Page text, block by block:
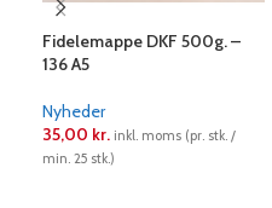
Fidelemappe DKF 500g. –
136 A5
Nyheder
35,00 kr. inkl. moms (pr. stk. /
min. 25 stk.)